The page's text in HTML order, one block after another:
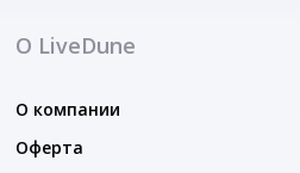
О LiveDune
О компании
Оферта